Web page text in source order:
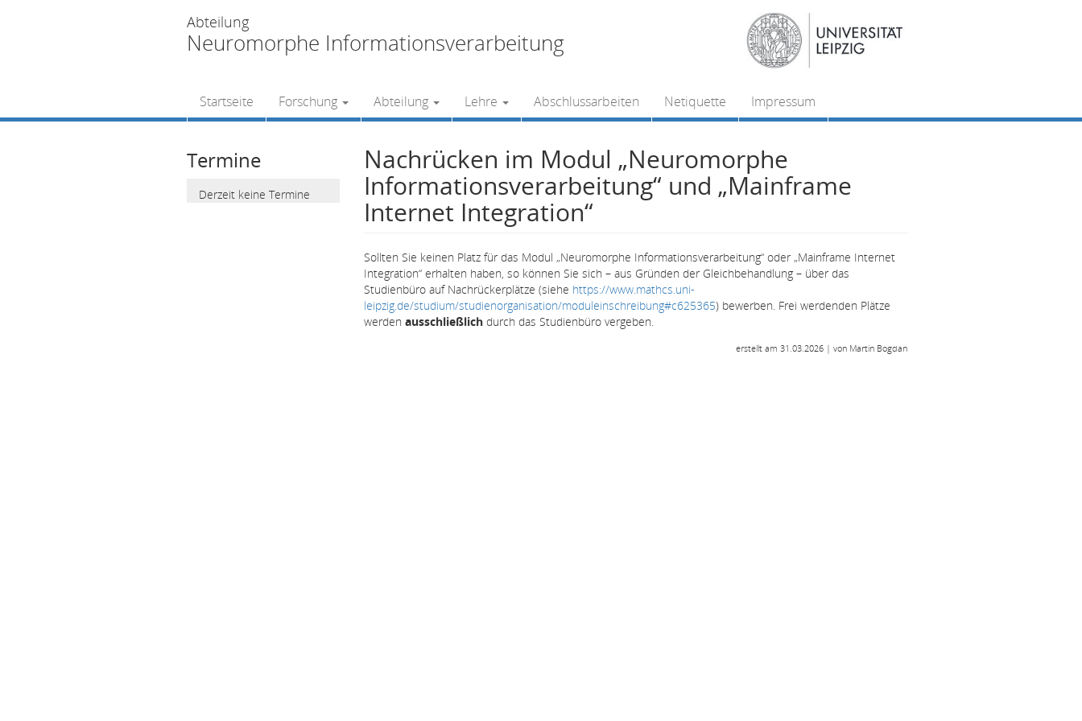
Abteilung
Neuromorphe Informationsverarbeitung
Startseite Forschung Abteilung Lehre Abschlussarbeiten Netiquette Impressum
Termine
Derzeit keine Termine
Nachrücken im Modul „Neuromorphe
Informationsverarbeitung“ und „Mainframe
Internet Integration“
Sollten Sie keinen Platz für das Modul „Neuromorphe Informationsverarbeitung“ oder „Mainframe Internet
Integration“ erhalten haben, so können Sie sich – aus Gründen der Gleichbehandlung – über das
Studienbüro auf Nachrückerplätze (siehe https://www.mathcs.uni-
leipzig.de/studium/studienorganisation/moduleinschreibung#c625365) bewerben. Frei werdenden Plätze
werden ausschließlich durch das Studienbüro vergeben.
erstellt am 31.03.2026 | von Martin Bogdan